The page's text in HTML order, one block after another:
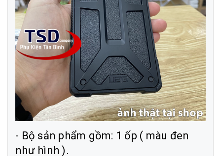
- Bộ sản phẩm gồm: 1 ốp ( màu đen
như hình ).